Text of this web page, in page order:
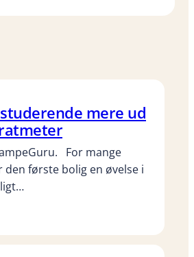
mere ud
For mange
første bolig en øvelse i